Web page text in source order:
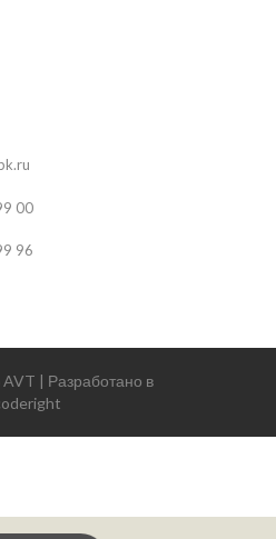
00
96
| Разработано в